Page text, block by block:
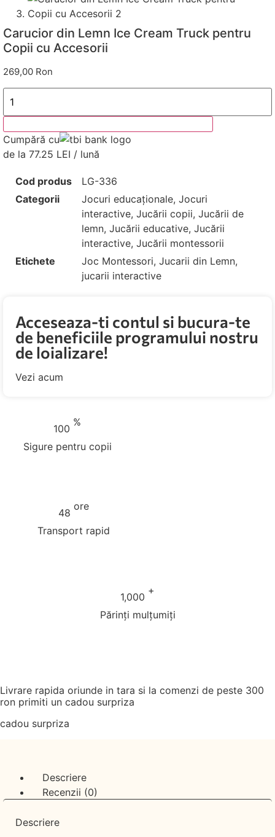
Carucior din Lemn Ice Cream Truck pentru
Copii cu Accesorii
269,00 Ron
Cantitate
Carucior
din
Lemn
Ice
Cream
Truck
pentru
Accesorii
Cumpără cu
de la 77.25 LEI / lună
Cod produs
LG-336
Categorii
Jocuri educaționale, Jocuri
interactive, Jucării copii, Jucării de
lemn, Jucării educative, Jucării
interactive, Jucării montessorii
Etichete
Joc Montessori, Jucarii din Lemn,
jucarii interactive
Acceseaza-ti contul si bucura-te
de beneficiile programului nostru
de loializare!
Vezi acum
100
%
Sigure pentru copii
48
ore
Transport rapid
1,000
+
Părinți mulțumiți
Livrare rapida oriunde in tara si la comenzi de peste 300
ron primiti un cadou surpriza
cadou surpriza
Descriere
Recenzii (0)
Descriere